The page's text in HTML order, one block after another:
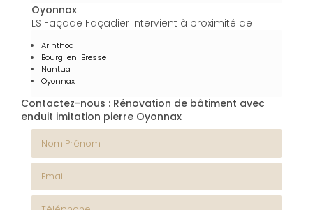
Oyonnax
LS Façade Façadier intervient à proximité de :
Arinthod
Bourg-en-Bresse
Nantua
Oyonnax
Contactez-nous : Rénovation de bâtiment avec
enduit imitation pierre Oyonnax
Email
Téléphone